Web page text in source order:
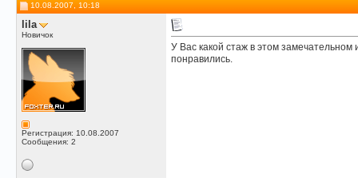
10.08.2007, 10:18
lila
Новичок
Регистрация: 10.08.2007
Сообщения: 2
У Вас какой стаж в этом
понравились.